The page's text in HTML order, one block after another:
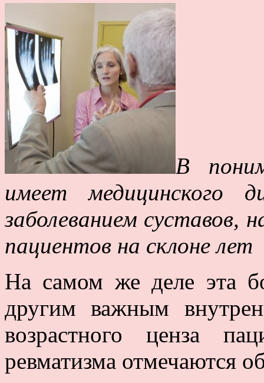
В
имеет медицинского
заболеванием суставов,
пациентов на склоне лет
На самом же деле эта
другим важным
возрастного ценза
ревматизма отмечаются